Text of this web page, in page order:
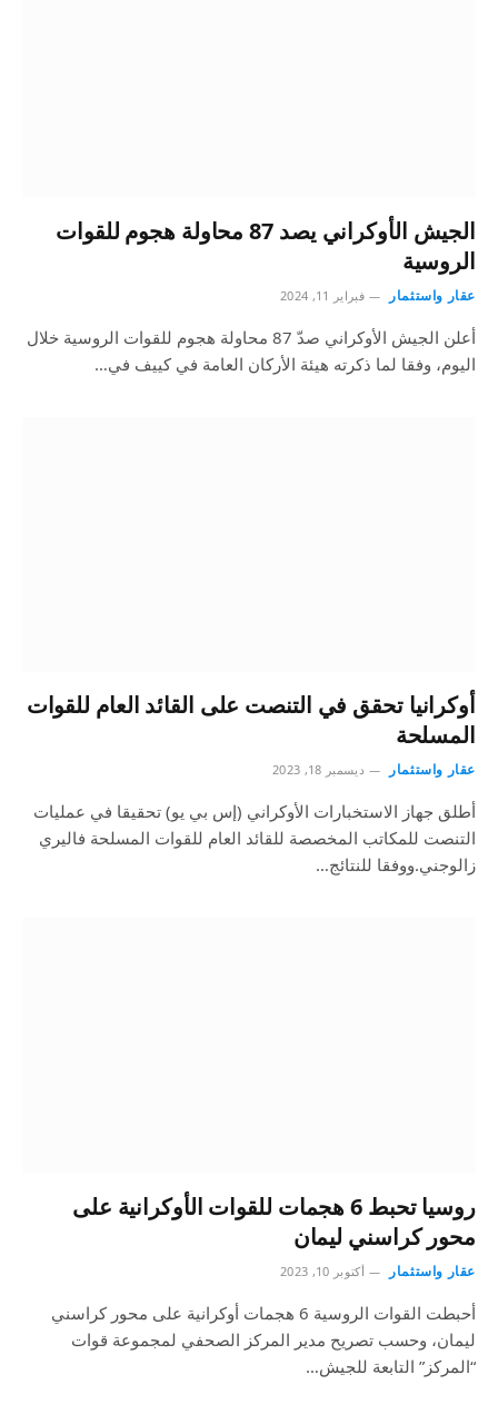
الجيش الأوكراني يصد 87 محاولة هجوم للقوات
الروسية
عقار واستثمار فبراير 11, 2024
أعلن الجيش الأوكراني صدّ 87 محاولة هجوم للقوات الروسية خلال
اليوم، وفقا لما ذكرته هيئة الأركان العامة في كييف في…
أوكرانيا تحقق في التنصت على القائد العام للقوات
المسلحة
عقار واستثمار ديسمبر 18, 2023
أطلق جهاز الاستخبارات الأوكراني (إس بي يو) تحقيقا في عمليات
التنصت للمكاتب المخصصة للقائد العام للقوات المسلحة فاليري
زالوجني.ووفقا للنتائج…
روسيا تحبط 6 هجمات للقوات الأوكرانية على
محور كراسني ليمان
عقار واستثمار أكتوبر 10, 2023
أحبطت القوات الروسية 6 هجمات أوكرانية على محور كراسني
ليمان، وحسب تصريح مدير المركز الصحفي لمجموعة قوات
“المركز” التابعة للجيش…